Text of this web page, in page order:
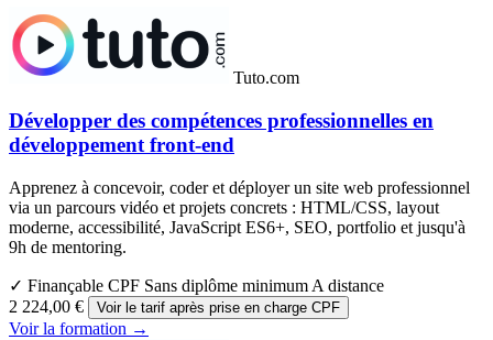
Tuto.com
Développer des compétences professionnelles en
développement front-end
Apprenez à concevoir, coder et déployer un site web professionnel
via un parcours vidéo et projets concrets : HTML/CSS, layout
moderne, accessibilité, JavaScript ES6+, SEO, portfolio et jusqu'à
9h de mentoring.
✓ Finançable CPF Sans diplôme minimum A distance
2 224,00 €
Voir le tarif après prise en charge CPF
Voir la formation →